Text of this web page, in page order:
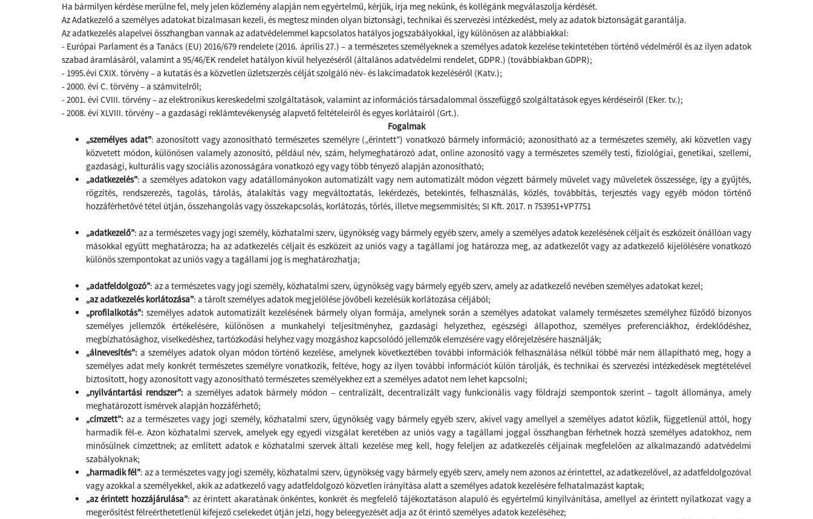
Ha bármilyen kérdése merülne fel, mely jelen közlemény alapján nem egyértelmű, kérjük, írja meg nekünk, és kollégánk megválaszolja kérdését.
Az Adatkezelő a személyes adatokat bizalmasan kezeli, és megtesz minden olyan biztonsági, technikai és szervezési intézkedést, mely az adatok biztonságát garantálja.
Az adatkezelés alapelvei összhangban vannak az adatvédelemmel kapcsolatos hatályos jogszabályokkal, így különösen az alábbiakkal:
- Európai Parlament és a Tanács (EU) 2016/679 rendelete (2016. április 27.) – a természetes személyeknek a személyes adatok kezelése tekintetében történő védelméről és az ilyen adatok
szabad áramlásáról, valamint a 95/46/EK rendelet hatályon kívül helyezéséről (általános adatvédelmi rendelet, GDPR.) (továbbiakban GDPR);
- 1995.évi CXIX. törvény – a kutatás és a közvetlen üzletszerzés célját szolgáló név- és lakcímadatok kezeléséről (Katv.);
- 2000. évi C. törvény – a számvitelről;
- 2001. évi CVIII. törvény – az elektronikus kereskedelmi szolgáltatások, valamint az információs társadalommal összefüggő szolgáltatások egyes kérdéseiről (Eker. tv.);
- 2008. évi XLVIII. törvény – a gazdasági reklámtevékenység alapvető feltételeiről és egyes korlátairól (Grt.).
Fogalmak
„személyes adat”: azonosított vagy azonosítható természetes személyre („érintett”) vonatkozó bármely információ; azonosítható az a természetes személy, aki közvetlen vagy
közvetett módon, különösen valamely azonosító, például név, szám, helymeghatározó adat, online azonosító vagy a természetes személy testi, fiziológiai, genetikai, szellemi,
gazdasági, kulturális vagy szociális azonosságára vonatkozó egy vagy több tényező alapján azonosítható;
„adatkezelés”: a személyes adatokon vagy adatállományokon automatizált vagy nem automatizált módon végzett bármely művelet vagy műveletek összessége, így a gyűjtés,
rögzítés, rendszerezés, tagolás, tárolás, átalakítás vagy megváltoztatás, lekérdezés, betekintés, felhasználás, közlés, továbbítás, terjesztés vagy egyéb módon történő
hozzáférhetővé tétel útján, összehangolás vagy összekapcsolás, korlátozás, törlés, illetve megsemmisítés; SI Kft. 2017. n 753951+VP7751
„adatkezelő”: az a természetes vagy jogi személy, közhatalmi szerv, ügynökség vagy bármely egyéb szerv, amely a személyes adatok kezelésének céljait és eszközeit önállóan vagy
másokkal együtt meghatározza; ha az adatkezelés céljait és eszközeit az uniós vagy a tagállami jog határozza meg, az adatkezelőt vagy az adatkezelő kijelölésére vonatkozó
különös szempontokat az uniós vagy a tagállami jog is meghatározhatja;
„adatfeldolgozó”: az a természetes vagy jogi személy, közhatalmi szerv, ügynökség vagy bármely egyéb szerv, amely az adatkezelő nevében személyes adatokat kezel;
„az adatkezelés korlátozása”: a tárolt személyes adatok megjelölése jövőbeli kezelésük korlátozása céljából;
„profilalkotás”: személyes adatok automatizált kezelésének bármely olyan formája, amelynek során a személyes adatokat valamely természetes személyhez fűződő bizonyos
személyes jellemzők értékelésére, különösen a munkahelyi teljesítményhez, gazdasági helyzethez, egészségi állapothoz, személyes preferenciákhoz, érdeklődéshez,
megbízhatósághoz, viselkedéshez, tartózkodási helyhez vagy mozgáshoz kapcsolódó jellemzők elemzésére vagy előrejelzésére használják;
„álnevesítés”: a személyes adatok olyan módon történő kezelése, amelynek következtében további információk felhasználása nélkül többé már nem állapítható meg, hogy a
személyes adat mely konkrét természetes személyre vonatkozik, feltéve, hogy az ilyen további információt külön tárolják, és technikai és szervezési intézkedések megtételével
biztosított, hogy azonosított vagy azonosítható természetes személyekhez ezt a személyes adatot nem lehet kapcsolni;
„nyilvántartási rendszer”:a személyes adatok bármely módon – centralizált, decentralizált vagy funkcionális vagy földrajzi szempontok szerint – tagolt állománya, amely
meghatározott ismérvek alapján hozzáférhető;
„címzett”: az a természetes vagy jogi személy, közhatalmi szerv, ügynökség vagy bármely egyéb szerv, akivel vagy amellyel a személyes adatot közlik, függetlenül attól, hogy
harmadik fél-e. Azon közhatalmi szervek, amelyek egy egyedi vizsgálat keretében az uniós vagy a tagállami joggal összhangban férhetnek hozzá személyes adatokhoz, nem
minősülnek címzettnek; az említett adatok e közhatalmi szervek általi kezelése meg kell, hogy feleljen az adatkezelés céljainak megfelelően az alkalmazandó adatvédelmi
szabályoknak;
„harmadik fél”: az a természetes vagy jogi személy, közhatalmi szerv, ügynökség vagy bármely egyéb szerv, amely nem azonos az érintettel, az adatkezelővel, az adatfeldolgozóval
vagy azokkal a személyekkel, akik az adatkezelő vagy adatfeldolgozó közvetlen irányítása alatt a személyes adatok kezelésére felhatalmazást kaptak;
„az érintett hozzájárulása”: az érintett akaratának önkéntes, konkrét és megfelelő tájékoztatáson alapuló és egyértelmű kinyilvánítása, amellyel az érintett nyilatkozat vagy a
megerősítést félreérthetetlenül kifejező cselekedet útján jelzi, hogy beleegyezését adja az őt érintő személyes adatok kezeléséhez;